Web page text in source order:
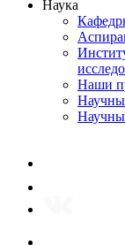
Наука
Наши